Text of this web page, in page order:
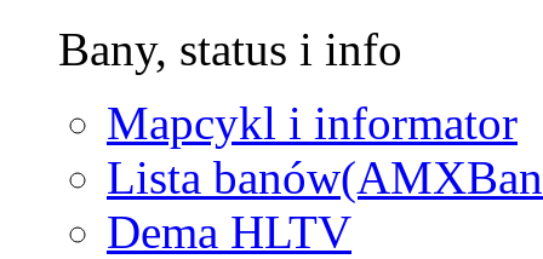
Bany, status i info
Mapcykl i informator
Lista
Dema HLTV